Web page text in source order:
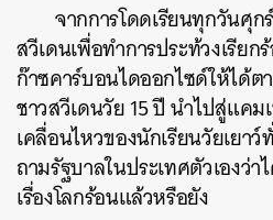
จากการโดดเรียนทุกวันศุ
สวีเดนเพื่อทำการประท้วงเรีย
ก๊าซคาร์บอนไดออกไซด์ให้ได้
ชาวสวีเดนวัย15 ปีนำไปสู่แค
เคลื่อนไหวของนักเรียนวัยเยา
ถามรัฐบาลในประเทศตัวเองว่
เรื่องโลกร้อนแล้วหรือยัง